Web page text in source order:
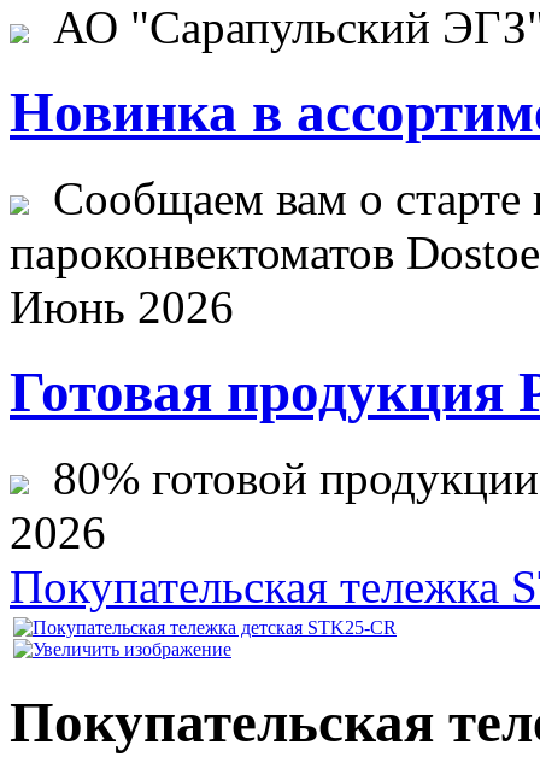
АО "Сарапульский
Новинка в
Сообщаем вам о старте
пароконвектоматов
Июнь 2026
Готовая продукция
80% готовой
2026
Покупательская тележка
Покупательская